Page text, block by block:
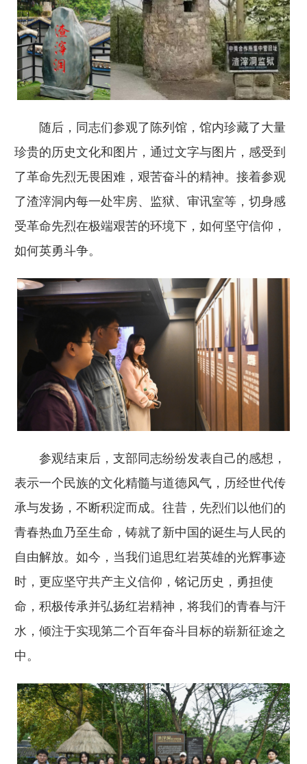
随后，同志们参观了陈列馆，馆内珍藏了大量
珍贵的历史文化和图片，通过文字与图片，感受到
了革命先烈无畏困难，艰苦奋斗的精神。接着参观
了渣滓洞内每一处牢房、监狱、审讯室等，切身感
受革命先烈在极端艰苦的环境下，如何坚守信仰，
如何英勇斗争。
参观结束后，支部同志纷纷发表自己的感想，
表示一个民族的文化精髓与道德风气，历经世代传
承与发扬，不断积淀而成。往昔，先烈们以他们的
青春热血乃至生命，铸就了新中国的诞生与人民的
自由解放。如今，当我们追思红岩英雄的光辉事迹
时，更应坚守共产主义信仰，铭记历史，勇担使
命，积极传承并弘扬红岩精神，将我们的青春与汗
水，倾注于实现第二个百年奋斗目标的崭新征途之
中。